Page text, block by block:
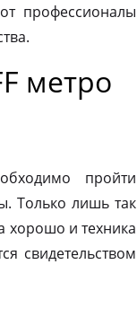
профессионалы
метро
пройти
Только лишь так
хорошо и техника
свидетельством